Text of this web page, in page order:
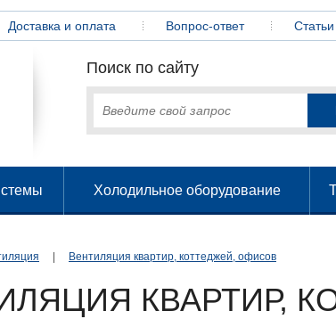
Доставка и оплата Вопрос-ответ Статьи
Поиск по сайту
Холодильное оборудование
Вентиляция квартир, коттеджей, офисов
КВАРТИР,